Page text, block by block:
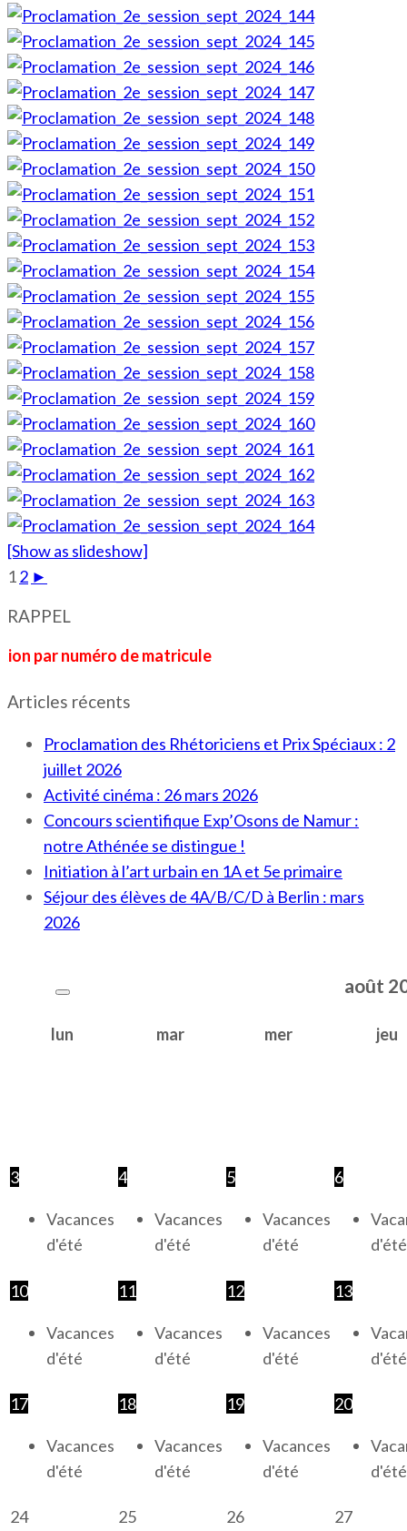
[Show as slideshow]
12 ►
RAPPEL
de matricule
Articles récents
Proclamation des Rhétoriciens et Prix Spéciaux : 2
juillet 2026
Activité cinéma : 26 mars 2026
Concours scientifique Exp’Osons de Namur :
notre Athénée se distingue !
Initiation à l’art urbain en 1A et 5e primaire
Séjour des élèves de 4A/B/C/D à Berlin : mars
2026
août
lun mar mer jeu
3
Vacances
d'été
4
Vacances
d'été
5
Vacances
d'été
6
d'été
10
Vacances
d'été
11
Vacances
d'été
12
Vacances
d'été
13
d'été
17
Vacances
d'été
18
Vacances
d'été
19
Vacances
d'été
20
d'été
24 25 26 27